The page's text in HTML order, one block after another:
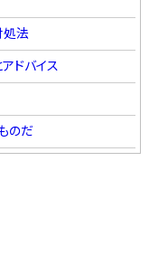
処法
ドバイス
のだ